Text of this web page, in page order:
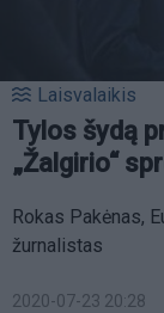
Laisvalaikis
Tylos šydą
„Žalgirio“
Rokas Pakėnas,
žurnalistas
2020-07-23 20:28